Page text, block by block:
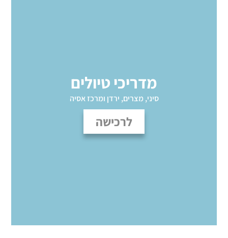
מדריכי טיולים
סיני, מצרים, ירדן ומרכז אסיה
לרכישה